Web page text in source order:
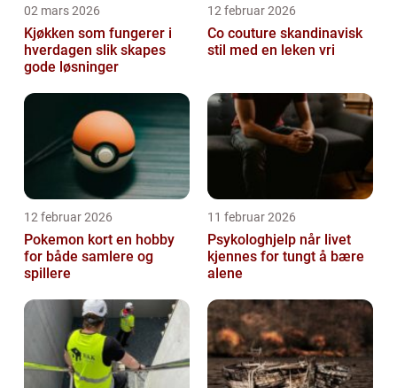
02 mars 2026
Kjøkken som fungerer i
hverdagen slik skapes
gode løsninger
12 februar 2026
Co couture skandinavisk
stil med en leken vri
12 februar 2026
Pokemon kort en hobby
for både samlere og
spillere
11 februar 2026
Psykologhjelp når livet
kjennes for tungt å bære
alene